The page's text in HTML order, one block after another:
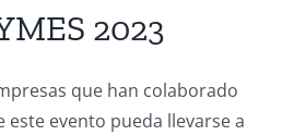
2023
que han colaborado
evento pueda llevarse a